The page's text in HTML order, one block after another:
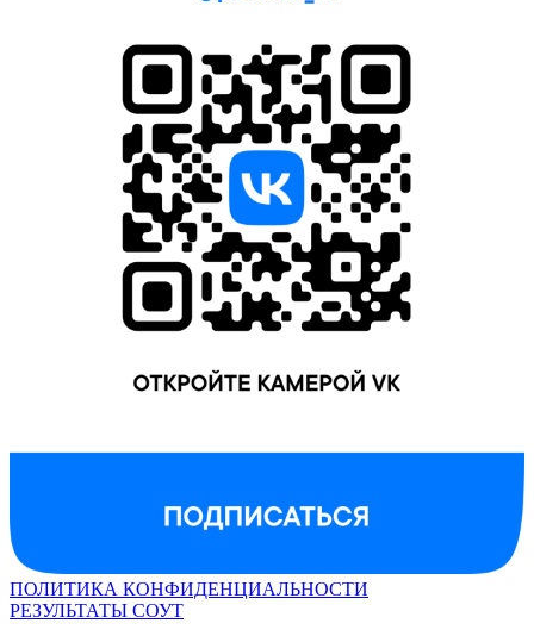
ПОЛИТИКА КОНФИДЕНЦИАЛЬНОСТИ
РЕЗУЛЬТАТЫ СОУТ